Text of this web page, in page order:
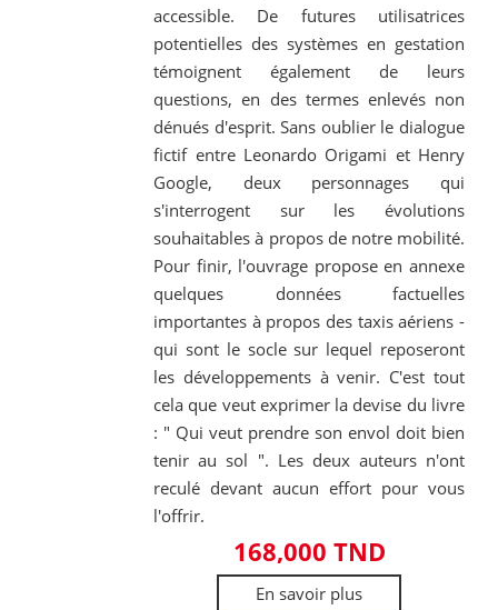
accessible. De futures utilisatrices
potentielles des systèmes en gestation
témoignent également de leurs
questions, en des termes enlevés non
dénués d'esprit. Sans oublier le dialogue
fictif entre Leonardo Origami et Henry
Google, deux personnages qui
s'interrogent sur les évolutions
souhaitables à propos de notre mobilité.
Pour finir, l'ouvrage propose en annexe
quelques données factuelles
importantes à propos des taxis aériens -
qui sont le socle sur lequel reposeront
les développements à venir. C'est tout
cela que veut exprimer la devise du livre
: " Qui veut prendre son envol doit bien
tenir au sol ". Les deux auteurs n'ont
reculé devant aucun effort pour vous
l'offrir.
168,000 TND
En savoir plus